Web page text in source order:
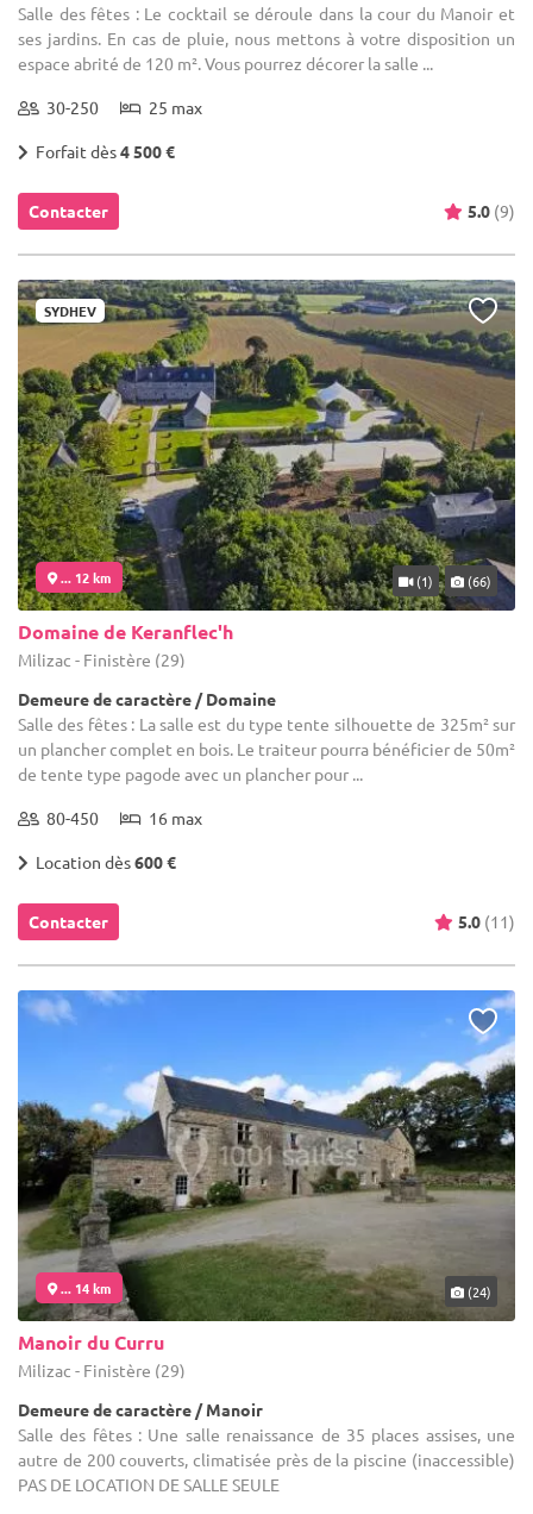
Salle des fêtes : Le cocktail se déroule dans la cour du Manoir et
ses jardins. En cas de pluie, nous mettons à votre disposition un
espace abrité de 120 m². Vous pourrez décorer la salle ...
30-250 25 max
Forfait dès4 500 €
Contacter 5.0 (9)
SYDHEV
... 12 km (1) (66)
Domaine de Keranflec'h
Milizac - Finistère (29)
Demeure de caractère / Domaine
Salle des fêtes : La salle est du type tente silhouette de 325m² sur
un plancher complet en bois. Le traiteur pourra bénéficier de 50m²
de tente type pagode avec un plancher pour ...
80-450 16 max
Location dès600 €
Contacter 5.0 (11)
... 14 km (24)
Manoir du Curru
Milizac - Finistère (29)
Demeure de caractère / Manoir
Salle des fêtes : Une salle renaissance de 35 places assises, une
autre de 200 couverts, climatisée près de la piscine (inaccessible)
PAS DE LOCATION DE SALLE SEULE